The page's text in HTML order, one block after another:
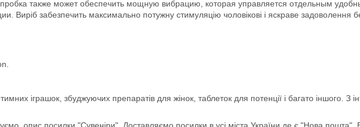
также может обеспечить мощную вибрацию, которая управляется отдельным
Виріб забезпечить максимально потужну стимуляцію чоловікові і яскраве задоволення
іграшок, збуджуючих препаратів для жінок, таблеток для потенції і багато іншого.
опис посилки "Сувеніри". Доставляємо посилки в усі міста України де є "Нова